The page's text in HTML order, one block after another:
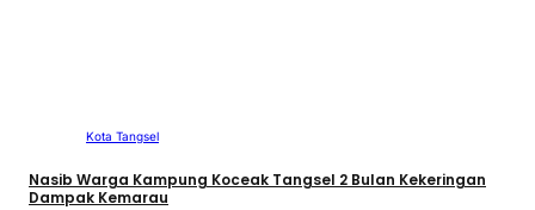
Kota Tangsel
Nasib Warga Kampung Koceak Tangsel 2 Bulan Kekeringan
Dampak Kemarau